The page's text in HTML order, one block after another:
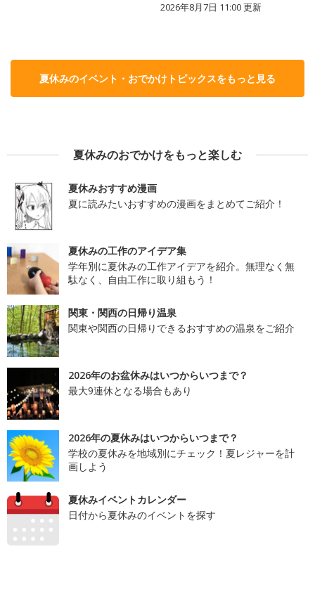
2026年8月7日 11:00更新
夏休みのイベント・おでかけトピックスをもっと見る
夏休みのおでかけをもっと楽しむ
夏休みおすすめ漫画
夏に読みたいおすすめの漫画をまとめてご紹介！
夏休みの工作のアイデア集
学年別に夏休みの工作アイデアを紹介。無理なく無
駄なく、自由工作に取り組もう！
関東・関西の日帰り温泉
関東や関西の日帰りできるおすすめの温泉をご紹介
2026年のお盆休みはいつからいつまで？
最大9連休となる場合もあり
2026年の夏休みはいつからいつまで？
学校の夏休みを地域別にチェック！夏レジャーを計
画しよう
夏休みイベントカレンダー
日付から夏休みのイベントを探す